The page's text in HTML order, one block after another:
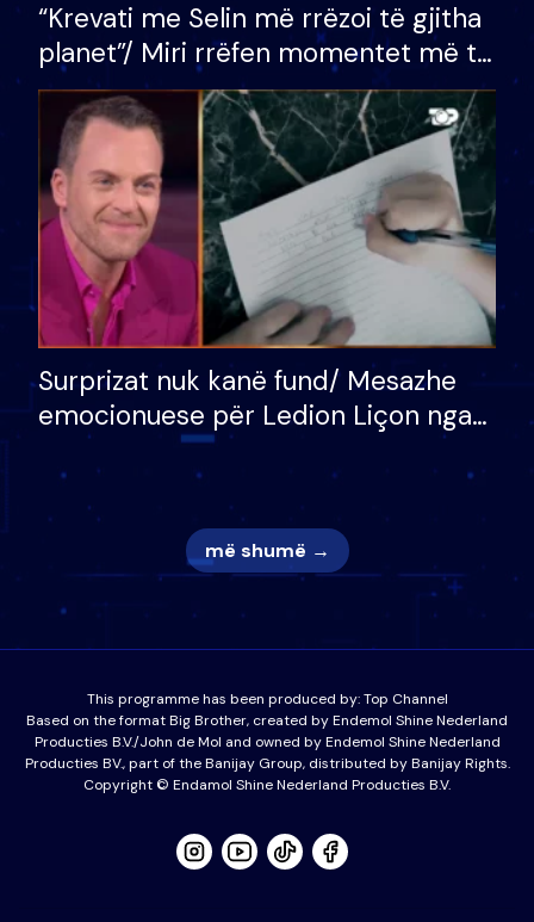
“Krevati me Selin më rrëzoi të gjitha
planet”/ Miri rrëfen momentet më të
bukura në shtëpinë e BB VIP: Do më
mungojë zilja e mëngjesit kur…
Surprizat nuk kanë fund/ Mesazhe
emocionuese për Ledion Liçon nga
nëna dhe fëmijët e tij, moderatori
nuk i mban dot lotët: Nuk meritoj…
më shumë →
This programme has been produced by:Top Channel
Based on the format Big Brother, created by Endemol Shine Nederland
Producties B.V./John de Mol and owned by Endemol Shine Nederland
Producties BV., part of the Banijay Group, distributed by Banijay Rights.
Copyright © Endamol Shine Nederland Producties B.V.